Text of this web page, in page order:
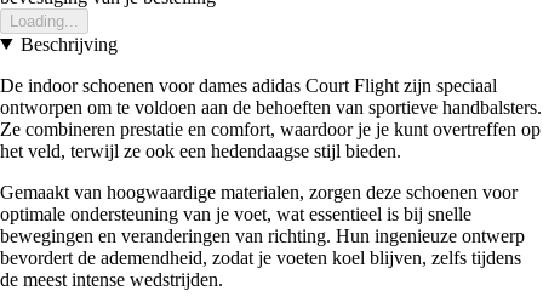
Loading...
Beschrijving
De indoor schoenen voor dames adidas Court Flight zijn speciaal
ontworpen om te voldoen aan de behoeften van sportieve handbalsters.
Ze combineren prestatie en comfort, waardoor je je kunt overtreffen op
het veld, terwijl ze ook een hedendaagse stijl bieden.
Gemaakt van hoogwaardige materialen, zorgen deze schoenen voor
optimale ondersteuning van je voet, wat essentieel is bij snelle
bewegingen en veranderingen van richting. Hun ingenieuze ontwerp
bevordert de ademendheid, zodat je voeten koel blijven, zelfs tijdens
de meest intense wedstrijden.